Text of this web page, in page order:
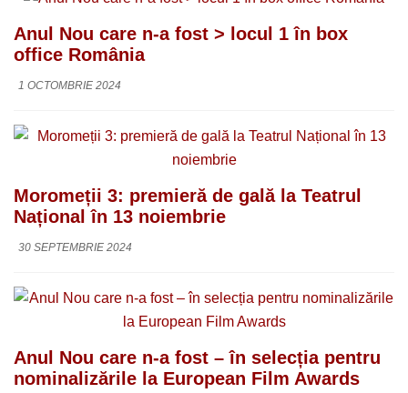
Anul Nou care n-a fost > locul 1 în box
office România
1 OCTOMBRIE 2024
Moromeții 3: premieră de gală la Teatrul
Național în 13 noiembrie
30 SEPTEMBRIE 2024
Anul Nou care n-a fost – în selecția pentru
nominalizările la European Film Awards